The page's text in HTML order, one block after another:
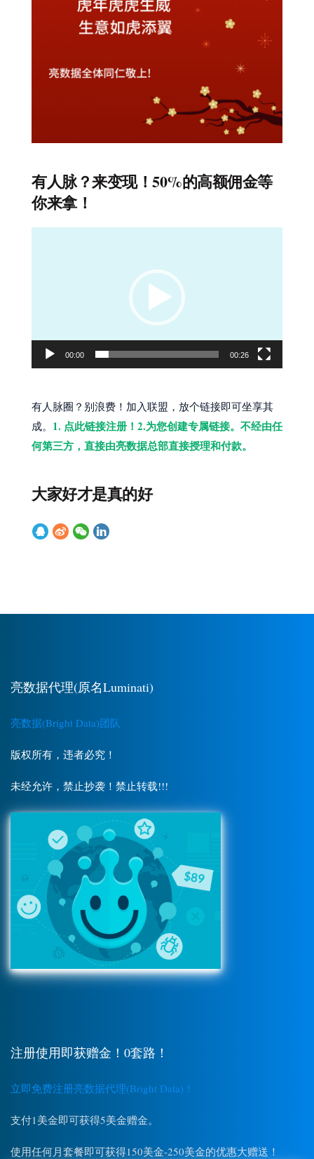
有人脉？来变现！50%的高额佣金等
你来拿！
00:00 00:26
有人脉圈？别浪费！加入联盟，放个链接即可坐享其
成。 1. 点此链接注册！2.为您创建专属链接。不经由任
何第三方，直接由亮数据总部直接授理和付款。
大家好才是真的好
亮数据代理(原名Luminati)
亮数据(Bright Data)团队
版权所有，违者必究！
未经允许，禁止抄袭！禁止转载!!!
注册使用即获赠金！0套路！
立即免费注册亮数据代理(Bright Data)！
支付1美金即可获得5美金赠金。
使用任何月套餐即可获得150美金-250美金的优惠大赠送！